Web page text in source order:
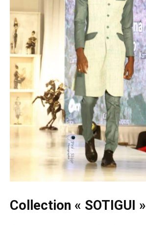
Collection « SOTIGUI »